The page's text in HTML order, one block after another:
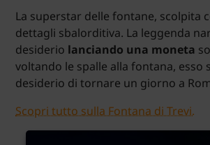
La superstar delle fontane, scolpita
dettagli sbalorditiva. La leggenda
desiderio lanciando una moneta
voltando le spalle alla fontana, esso
desiderio di tornare un giorno a
Scopri tutto sulla Fontana di Trevi.